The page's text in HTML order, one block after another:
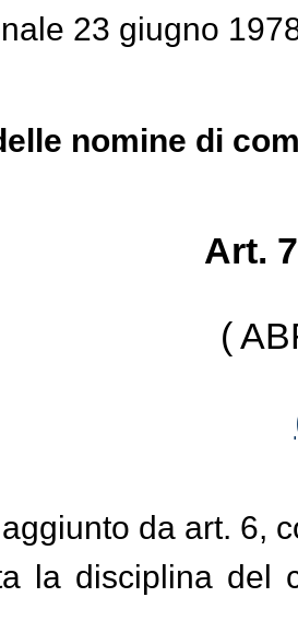
23 giugno
nomine di
Art.
(
da art. 6,
la disciplina del